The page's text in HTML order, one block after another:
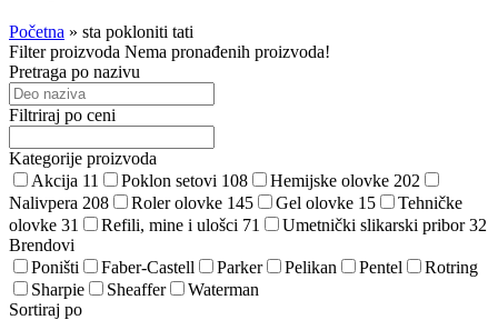
Početna » sta pokloniti tati
Filter proizvoda Nema pronađenih proizvoda!
Pretraga po nazivu
Filtriraj po ceni
Kategorije proizvoda
Akcija 11 Poklon setovi 108 Hemijske olovke 202
Nalivpera 208 Roler olovke 145 Gel olovke 15
Tehničke
olovke 31 Refili, mine i ulošci 71 Umetnički slikarski pribor32
Brendovi
Poništi
Faber-Castell Parker Pelikan Pentel
Rotring
Sharpie
Sheaffer
Waterman
Sortiraj po